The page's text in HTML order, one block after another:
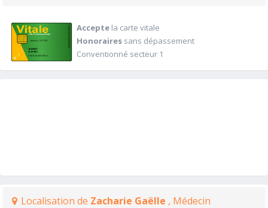
Acceptela carte vitale
Honorairessans dépassement
Conventionné secteur 1
Localisation de Zacharie Gaëlle , Médecin